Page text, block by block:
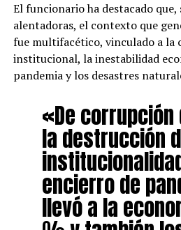
El funcionario ha destacado
alentadoras, el contexto que
fue multifacético, vinculado a la
institucional, la inestabilidad
pandemia y los desastres
«De
la destrucción
encierro de
llevó a la